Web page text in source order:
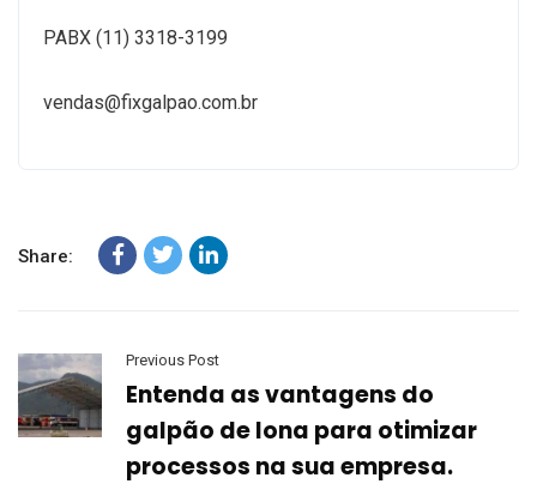
PABX (11) 3318-3199
vendas@fixgalpao.com.br
Share:
Previous Post
Entenda as vantagens do
galpão de lona para otimizar
processos na sua empresa.